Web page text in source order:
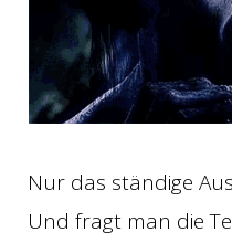
Nur das ständige
Und fragt man die